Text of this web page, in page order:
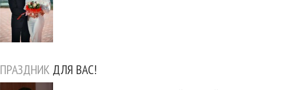
ПРАЗДНИК ДЛЯ ВАС!